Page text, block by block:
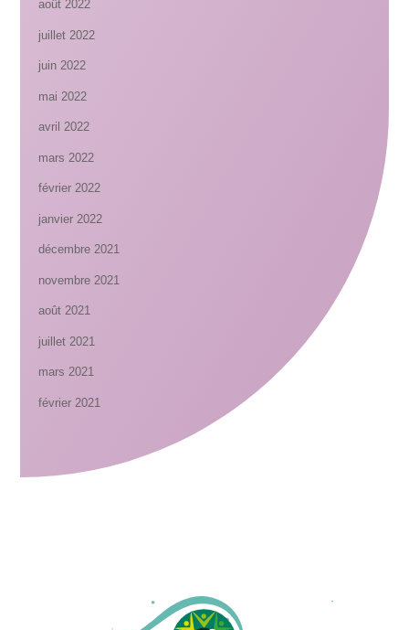
août 2022
juillet 2022
juin 2022
mai 2022
avril 2022
mars 2022
février 2022
janvier 2022
décembre 2021
novembre 2021
août 2021
juillet 2021
mars 2021
février 2021